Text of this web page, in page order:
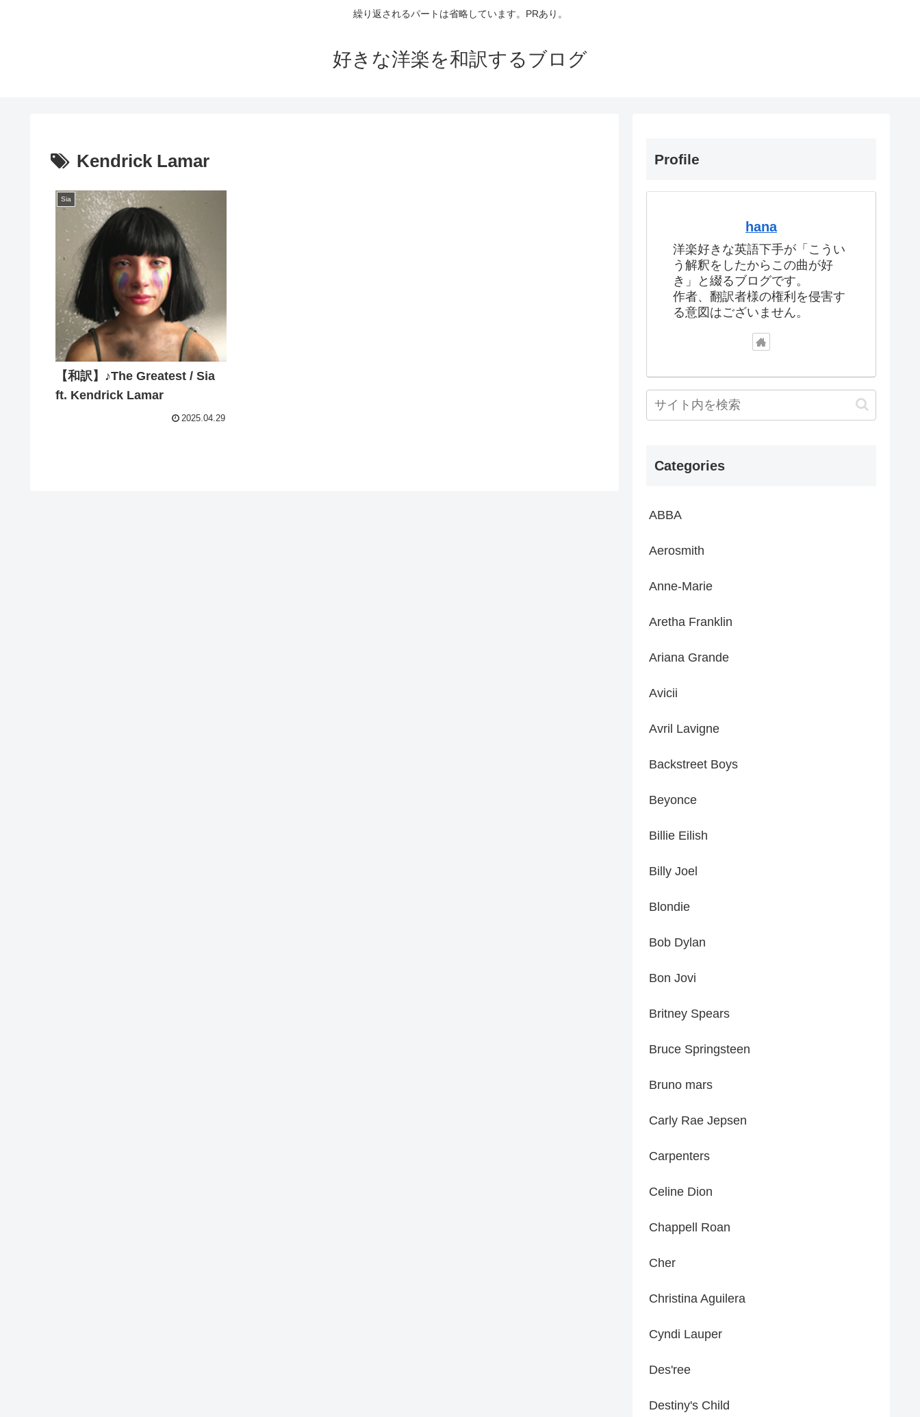
繰り返されるパートは省略しています。PRあり。
好きな洋楽を和訳するブログ
Kendrick Lamar
Sia
【和訳】♪The Greatest / Sia
ft. Kendrick Lamar
2025.04.29
Profile
hana
洋楽好きな英語下手が「こうい
う解釈をしたからこの曲が好
き」と綴るブログです。
作者、翻訳者様の権利を侵害す
る意図はございません。
Categories
ABBA
Aerosmith
Anne-Marie
Aretha Franklin
Ariana Grande
Avicii
Avril Lavigne
Backstreet Boys
Beyonce
Billie Eilish
Billy Joel
Blondie
Bob Dylan
Bon Jovi
Britney Spears
Bruce Springsteen
Bruno mars
Carly Rae Jepsen
Carpenters
Celine Dion
Chappell Roan
Cher
Christina Aguilera
Cyndi Lauper
Des'ree
Destiny's Child